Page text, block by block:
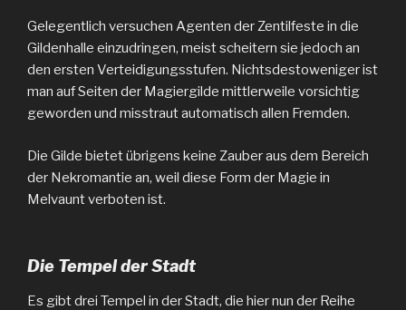
Gelegentlich versuchen Agenten der Zentilfeste in die
Gildenhalle einzudringen, meist scheitern sie jedoch an
den ersten Verteidigungsstufen. Nichtsdestoweniger ist
man auf Seiten der Magiergilde mittlerweile vorsichtig
geworden und misstraut automatisch allen Fremden.
Die Gilde bietet übrigens keine Zauber aus dem Bereich
der Nekromantie an, weil diese Form der Magie in
Melvaunt verboten ist.
Die Tempel der Stadt
Es gibt drei Tempel in der Stadt, die hier nun der Reihe